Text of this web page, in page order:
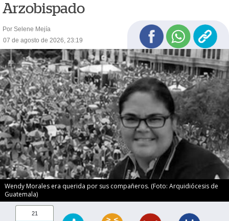
Arzobispado
Por Selene Mejía
07 de agosto de 2026, 23:19
Wendy Morales era querida por sus compañeros. (Foto: Arquidiócesis de
Guatemala)
21